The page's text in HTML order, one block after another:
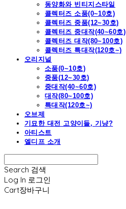
동양화와 빈티지스타일
콜렉터즈 소품(0~10호)
콜렉터즈 중품(12~30호)
콜렉터즈 중대작(40~60호)
콜렉터즈 대작(80~100호)
콜렉터즈 특대작(120호~)
오리지널
소품(0~10호)
중품(12~30호)
중대작(40~60호)
대작(80~100호)
특대작(120호~)
오브제
기묘한 대전 고양이들, 기냥?
아티스트
엘디프 소개
Search 검색
Log In 로그인
Cart장바구니